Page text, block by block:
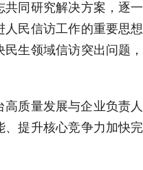
同研究解决方案，逐
民信访工作的重要思
生领域信访突出问题
质量发展与企业负责
提升核心竞争力加快